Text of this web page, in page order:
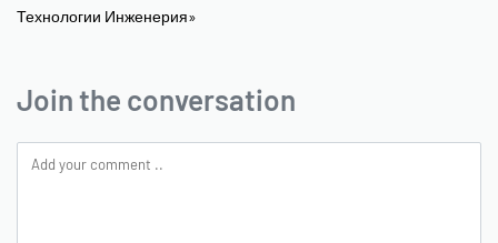
Технологии Инженерия»
Join the conversation